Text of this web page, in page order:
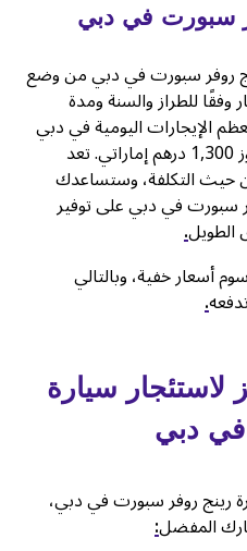
سبورت في دبي
روفر سبورت في دبي من وضع
للطراز والسنة ومدة
الإيجارات اليومية في دبي
من 750 درهم إماراتي وقد تتجاوز 1,300 درهم إماراتي. تعد
حيث التكلفة، وستساعدك
سبورت في دبي على توفير
الطويل.
أسعار خفية، وبالتالي
.
لاستئجار سيارة
دبي
رينج روفر سبورت في دبي،
المفضل: